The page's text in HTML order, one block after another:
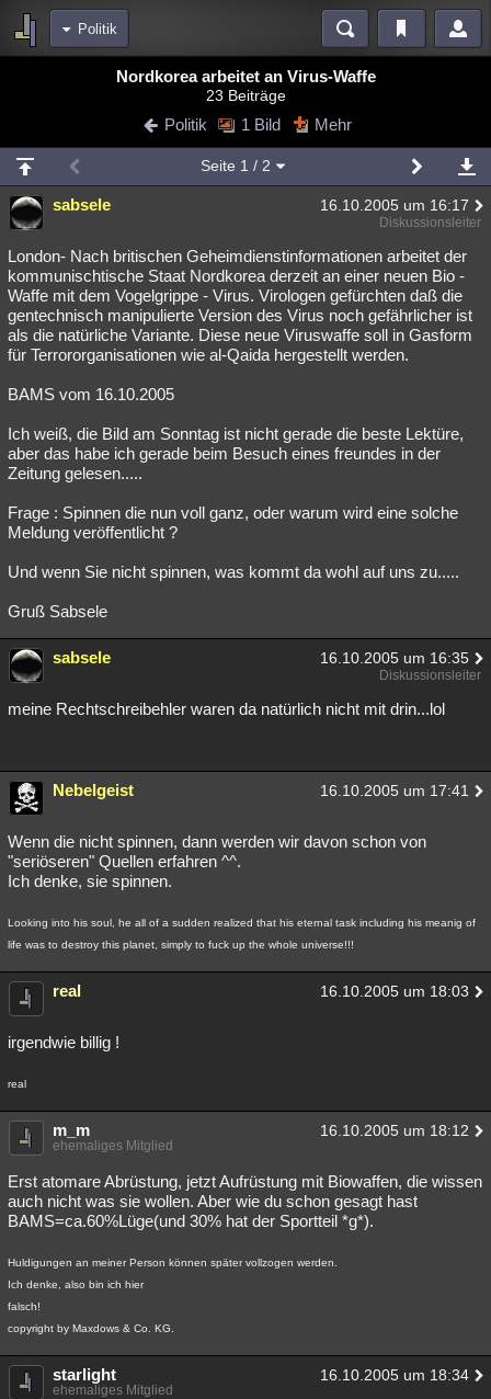
Politik
Blogs
Chat Wiki Neuigkeiten
meine Rubriken
Menschen Mystery Kriminalfälle
Spiritualität Verschwörungen Technologie Ufologie
Natur Umfragen Unterhaltung
weitere Rubriken
Philosophie Träume Orte Esoterik Literatur
Astronomie Helpdesk
Musik Clash Verbesserungen Allmystery English
Übersichten
Besucht Teilgenommen Alle Neue Geschlossen
Nordkorea arbeitet an Virus-Waffe
23 Beiträge
Politik 1 Bild Mehr
Seite 1 / 2
sabsele 16.10.2005 um 16:17
Diskussionsleiter
London- Nach britischen Geheimdienstinformationen arbeitet der
kommunischtische Staat Nordkorea derzeit an einer neuen Bio -
Waffe mit dem Vogelgrippe - Virus. Virologen gefürchten daß die
gentechnisch manipulierte Version des Virus noch gefährlicher ist
als die natürliche Variante. Diese neue Viruswaffe soll in Gasform
für Terrororganisationen wie al-Qaida hergestellt werden.
BAMS vom 16.10.2005
Ich weiß, die Bild am Sonntag ist nicht gerade die beste Lektüre,
aber das habe ich gerade beim Besuch eines freundes in der
Zeitung gelesen.....
Frage : Spinnen die nun voll ganz, oder warum wird eine solche
Meldung veröffentlicht ?
Und wenn Sie nicht spinnen, was kommt da wohl auf uns zu.....
Gruß Sabsele
sabsele 16.10.2005 um 16:35
Diskussionsleiter
meine Rechtschreibehler waren da natürlich nicht mit drin...lol
Nebelgeist 16.10.2005 um 17:41
Wenn die nicht spinnen, dann werden wir davon schon von
"seriöseren" Quellen erfahren ^^.
Ich denke, sie spinnen.
Looking into his soul, he all of a sudden realized that his eternal task including his meanig of
life was to destroy this planet, simply to fuck up the whole universe!!!
real 16.10.2005 um 18:03
irgendwie billig !
real
m_m 16.10.2005 um 18:12
ehemaliges Mitglied
Erst atomare Abrüstung, jetzt Aufrüstung mit Biowaffen, die wissen
auch nicht was sie wollen. Aber wie du schon gesagt hast
BAMS=ca.60%Lüge(und 30% hat der Sportteil *g*).
Huldigungen an meiner Person können später vollzogen werden.
Ich denke, also bin ich hier
falsch!
copyright by Maxdows & Co. KG.
starlight 16.10.2005 um 18:34
ehemaliges Mitglied